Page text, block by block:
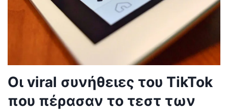
Οι viral συνήθειες του TikTok
που πέρασαν το τεστ των